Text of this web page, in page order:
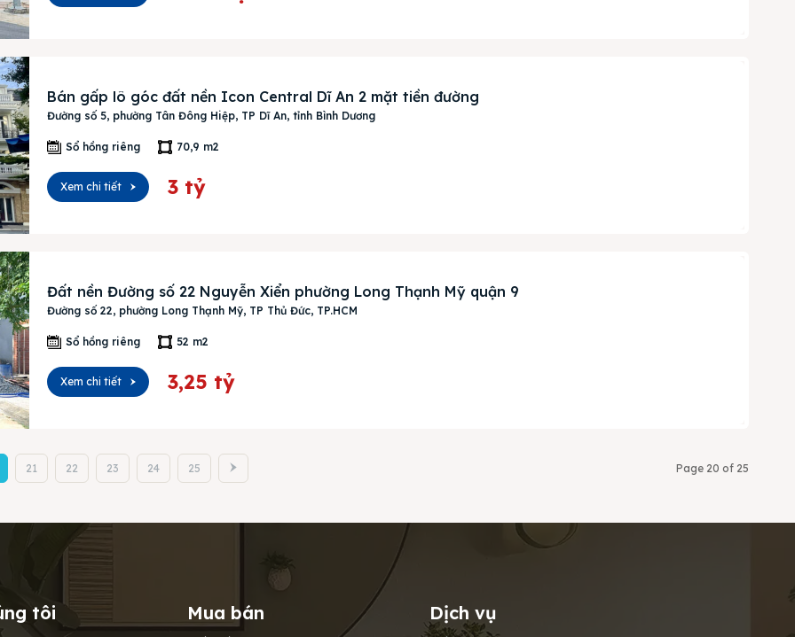
Bán gấp lô góc đất nền Icon Central Dĩ An 2 mặt tiền đường
Đường số 5, phường Tân Đông Hiệp, TP Dĩ An, tỉnh Bình Dương
Sổ hồng riêng 70,9 m2
Xem chi tiết 3 tỷ
Đất nền Đường số 22 Nguyễn Xiển phường Long Thạnh Mỹ quận 9
Đường số 22, phường Long Thạnh Mỹ, TP Thủ Đức, TP.HCM
Sổ hồng riêng 52 m2
Xem chi tiết 3,25 tỷ
21 22 23 24 25 Page 20 of 25
tôi Mua bán Dịch vụ